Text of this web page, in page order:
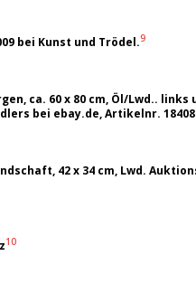
bei Kunst und Trödel.9
ca. 60 x 80 cm, Öl/Lwd.. links
bei ebay.de, Artikelnr.
42 x 34 cm, Lwd.
10